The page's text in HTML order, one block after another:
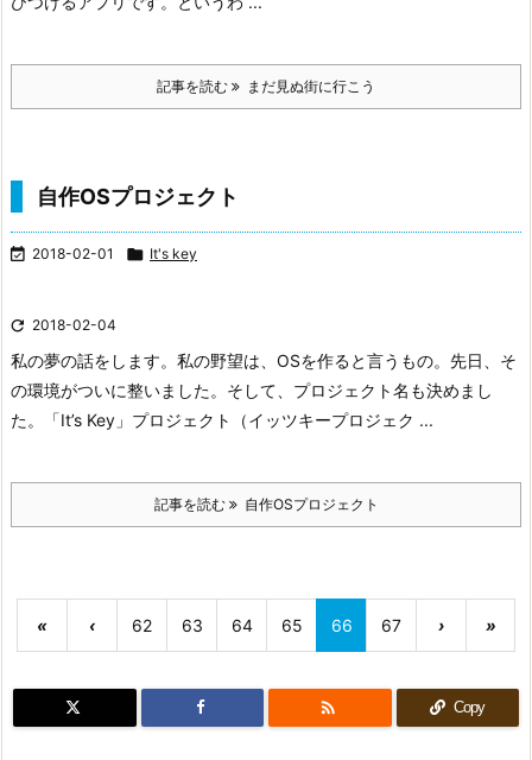
記事を読む まだ見ぬ街に行こう
自作OSプロジェクト
 2018-02-01  It's key
 2018-02-04
私の夢の話をします。 私の野望は、OSを作ると言うもの。 先日、そ
の環境がついに整いました。 そして、プロジェクト名も決めまし
た。
「It’s Key」プロジェクト（イッツキープロジェク ...
記事を読む 自作OSプロジェクト
« ‹ 62 63 64 65 66 67 › »
 Copy